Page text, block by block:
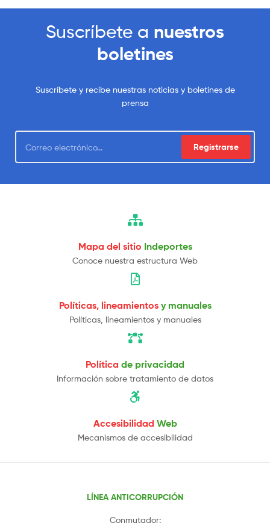
Suscríbete a nuestros
boletines
Suscríbete y recibe nuestras noticias y boletines de
prensa
Registrarse
Mapa del sitio Indeportes
Conoce nuestra estructura Web
Políticas, lineamientos y manuales
Políticas, lineamientos y manuales
Política de privacidad
Información sobre tratamiento de datos
Accesibilidad Web
Mecanismos de accesibilidad
LÍNEA ANTICORRUPCIÓN
Conmutador: